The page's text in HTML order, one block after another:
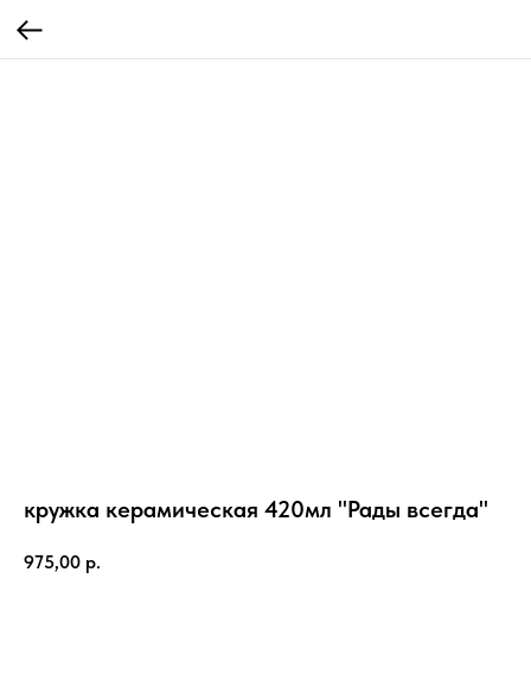
кружка керамическая 420мл "Рады всегда"
975,00 р.